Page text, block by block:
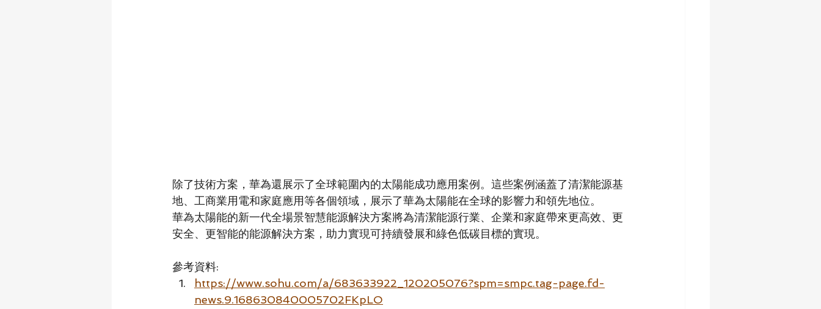
除了技術方案，華為還展示了全球範圍內的太陽能成功應用案例。這些案例涵蓋了清潔能源基
地、工商業用電和家庭應用等各個領域，展示了華為太陽能在全球的影響力和領先地位。
華為太陽能的新一代全場景智慧能源解決方案將為清潔能源行業、企業和家庭帶來更高效、更
安全、更智能的能源解決方案，助力實現可持續發展和綠色低碳目標的實現。
參考資料:
https://www.sohu.com/a/683633922_120205076?spm=smpc.tag-page.fd-
news.9.168630840005702FKpLO